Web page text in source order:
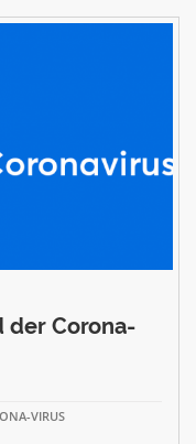
der Corona-
VIRUS